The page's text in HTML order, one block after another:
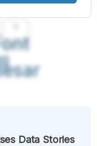
Data Stories